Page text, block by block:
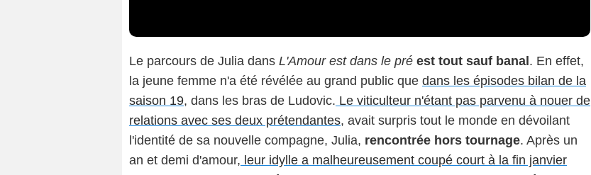
Le parcours de Julia dans L'Amour est dans le pré est tout sauf banal . En effet,
la jeune femme n'a été révélée au grand public que dans les épisodes bilan de la
saison 19, dans les bras de Ludovic. Le viticulteur n'étant pas parvenu à nouer de
relations avec ses deux prétendantes, avait surpris tout le monde en dévoilant
l'identité de sa nouvelle compagne, Julia, rencontrée hors tournage. Après un
an et demi d'amour, leur idylle a malheureusement coupé court à la fin janvier